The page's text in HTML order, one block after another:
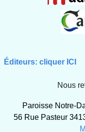
Éditeurs: cliquer ICI
Nous
Paroisse Notre-
56 Rue Pasteur